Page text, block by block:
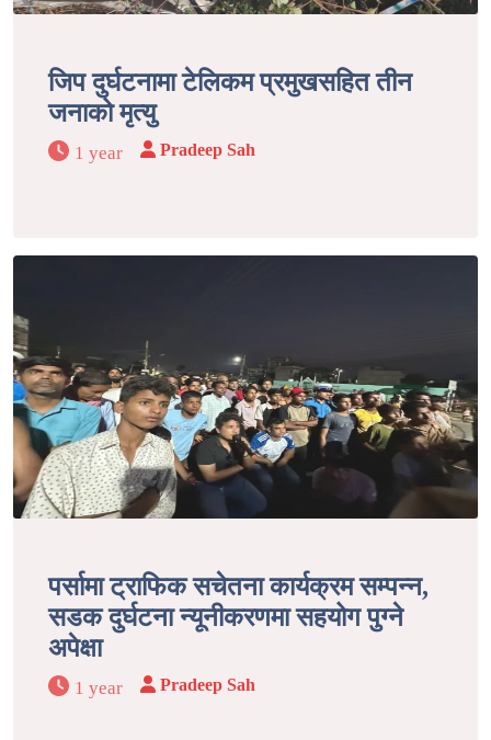
जिप दुर्घटनामा टेलिकम प्रमुखसहित तीन
जनाको मृत्यु
1 year Pradeep Sah
पर्सामा ट्राफिक सचेतना कार्यक्रम सम्पन्न,
सडक दुर्घटना न्यूनीकरणमा सहयोग पुग्ने
अपेक्षा
1 year Pradeep Sah